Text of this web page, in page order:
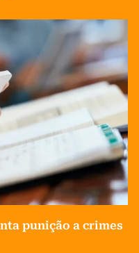
punição a crimes